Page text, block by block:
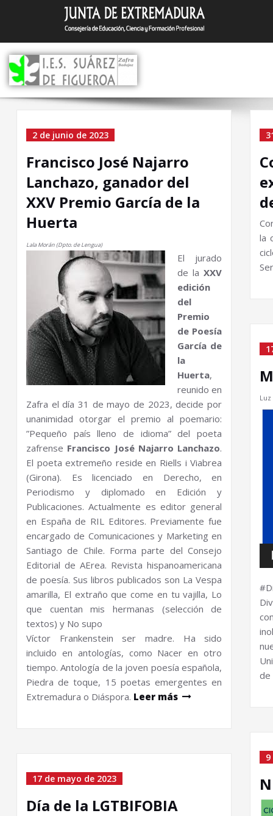
Saltar
contenido
Categoría el Sin
2 de junio de 2023
Francisco José Najarro
Lanchazo, ganador del
XXV Premio García de la
Huerta
Lala Morán (Dpto. de Lengua)
El jurado
de laXXV
edición
del
Premio
de Poesía
García de
la
Huerta,
reunido en
Zafra el día 31 de mayo de 2023, decide por
unanimidad otorgar el premio al poemario:
”Pequeño país lleno de idioma” del poeta
zafrense Francisco José Najarro Lanchazo.
El poeta extremeño reside en Riells i Viabrea
(Girona). Es licenciado en Derecho, en
Periodismo y diplomado en Edición y
Publicaciones. Actualmente es editor general
en España de RIL Editores. Previamente fue
encargado de Comunicaciones y Marketing en
Santiago de Chile. Forma parte del Consejo
Editorial de AErea. Revista hispanoamericana
de poesía. Sus libros publicados son La Vespa
amarilla, El extraño que come en tu vajilla, Lo
que cuentan mis hermanas (selección de
textos) y No supo
Víctor Frankenstein ser madre. Ha sido
incluido en antologías, como Nacer en otro
tiempo. Antología de la joven poesía española,
Piedra de toque, 15 poetas emergentes en
Extremadura o Diáspora. Leer más
17 de mayo de 2023
Día de la LGTBIFOBIA
la
Luz
de